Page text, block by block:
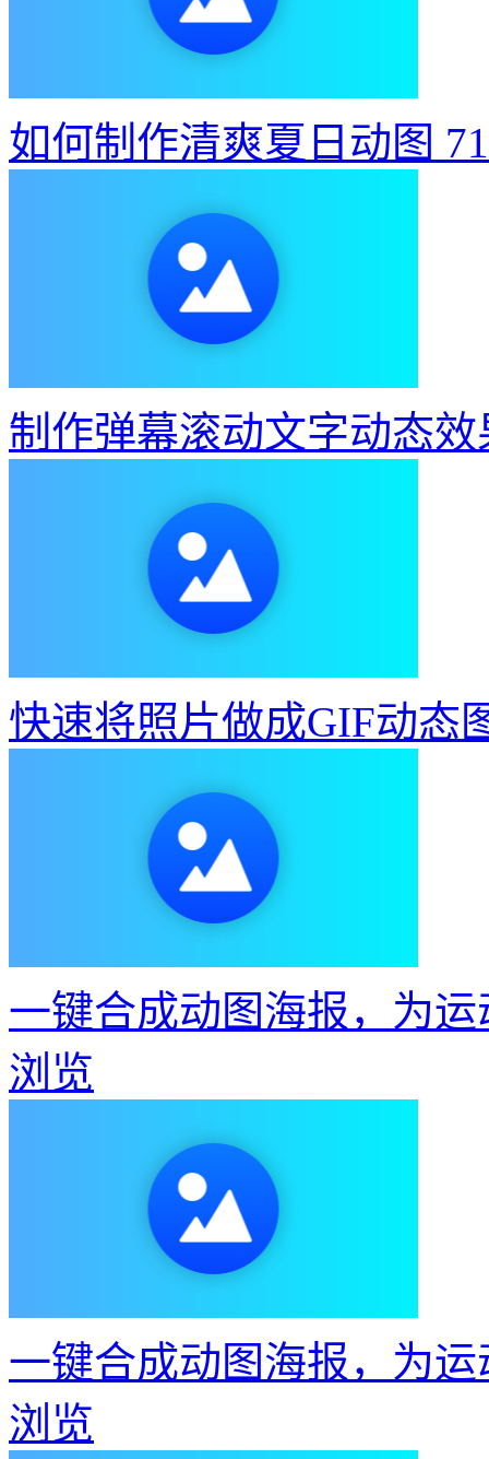
如何制作清爽夏日动图
制作弹幕滚动文字动态效
快速将照片做成GIF动态
一键合成动图海报，为
浏览
一键合成动图海报，为
浏览